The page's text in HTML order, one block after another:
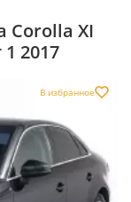
Corolla XI
1 2017
В избранное